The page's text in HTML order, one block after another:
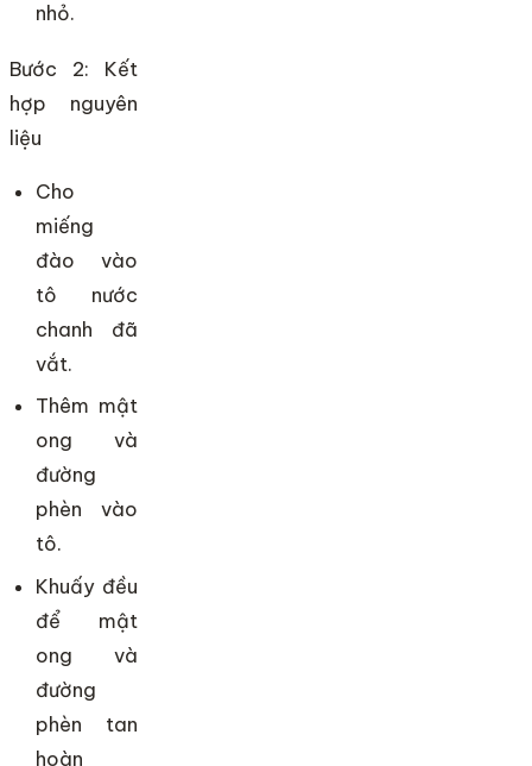
nhỏ.
Bước 2: Kết
hợp nguyên
liệu
Cho
miếng
đào vào
tô nước
chanh đã
vắt.
Thêm mật
ong và
đường
phèn vào
tô.
Khuấy đều
để mật
ong và
đường
phèn tan
hoàn